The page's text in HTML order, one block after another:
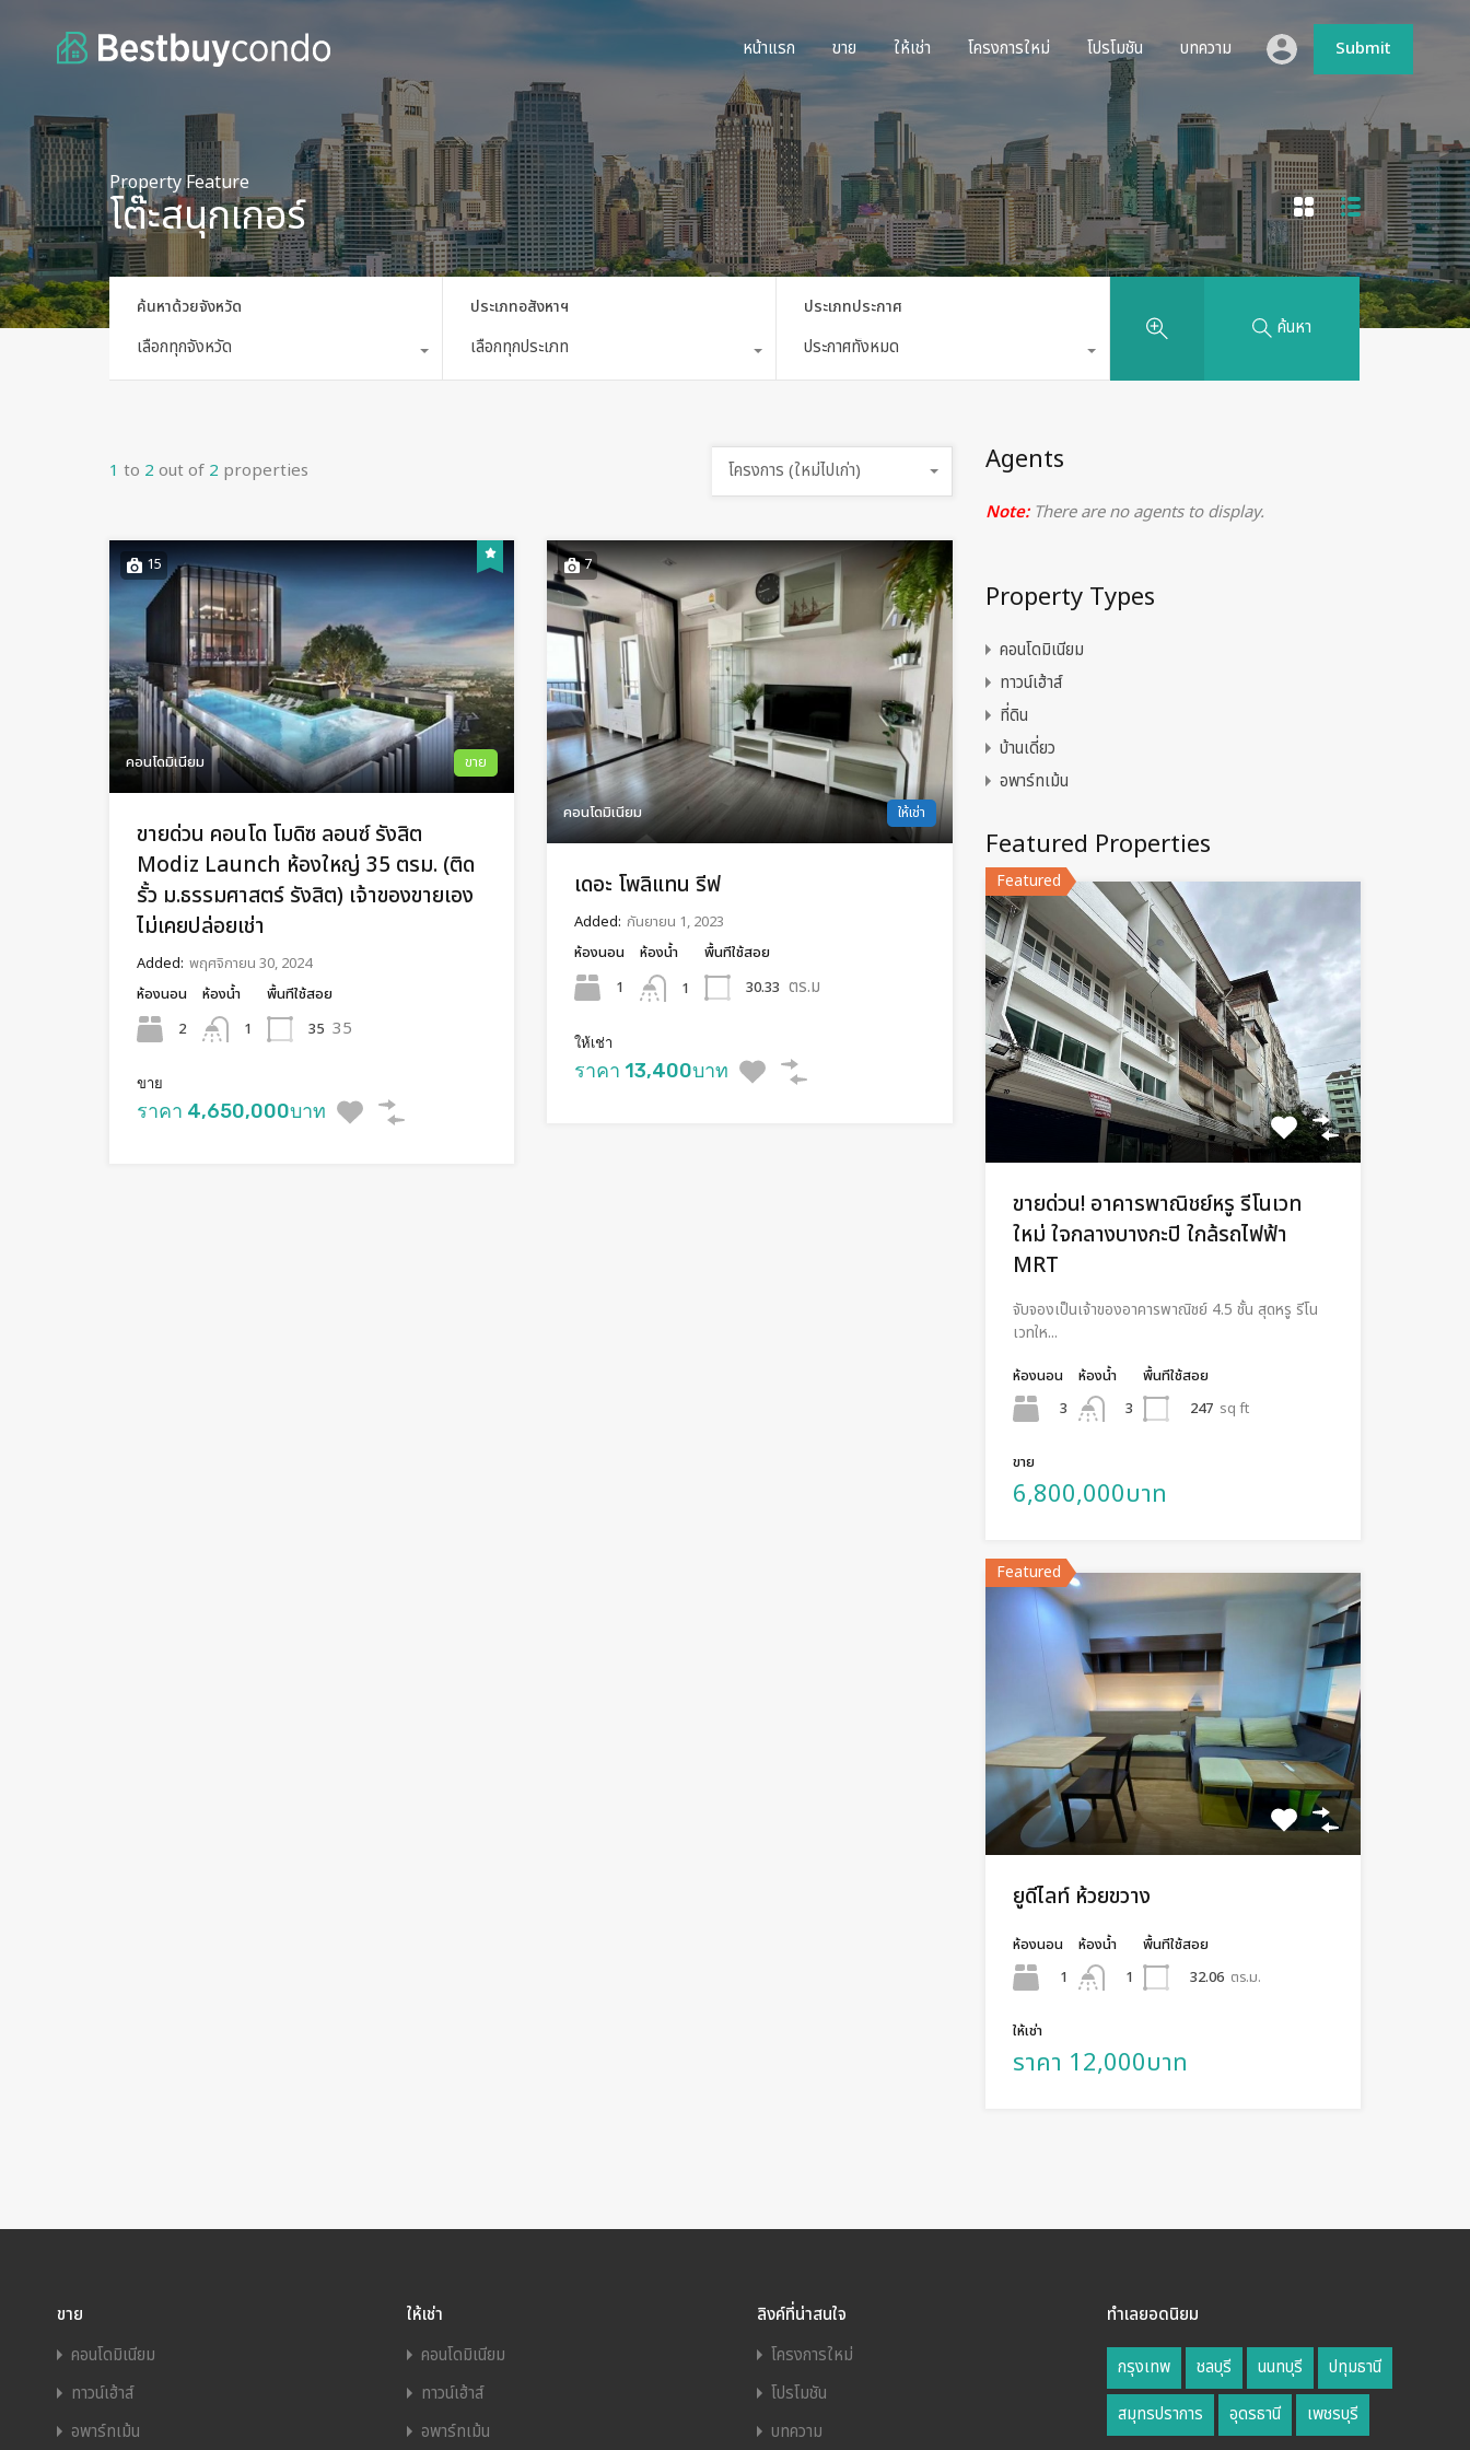
หน้าแรก ขาย ให้เช่า โครงการใหม่ โปรโมชัน บทความ Submit
หน้าแรก ขาย ให้เช่า โครงการใหม่ โปรโมชัน บทความ Submit
Property Feature
โต๊ะสนุกเกอร์
ค้นหาด้วยจังหวัด
เลือกทุกจังหวัด
ประเภทอสังหาฯ
เลือกทุกประเภท
ประเภทประกาศ
ประกาศทั้งหมด
ค้นหา
1 to 2 out of 2 properties โครงการ (ใหม่ไปเก่า)
15
คอนโดมิเนียม ขาย
ขายด่วน คอนโด โมดิซ ลอนซ์ รังสิต
Modiz Launch ห้องใหญ่ 35 ตรม. (ติด
รั้ว ม.ธรรมศาสตร์ รังสิต) เจ้าของขายเอง
ไม่เคยปล่อยเช่า
Added: พฤศจิกายน 30, 2024
ห้องนอน
2
ห้องน้ำ
1
พื้นทีใช้สอย
35 35
ขาย
ราคา 4,650,000บาท
7
คอนโดมิเนียม ให้เช่า
เดอะ โพลิแทน รีฟ
Added: กันยายน 1, 2023
ห้องนอน
1
ห้องน้ำ
1
พื้นทีใช้สอย
30.33 ตร.ม
ให้เช่า
ราคา 13,400บาท
Agents
Note:There are no agents to display.
Property Types
คอนโดมิเนียม
ทาวน์เฮ้าส์
ที่ดิน
บ้านเดี่ยว
อพาร์ทเม้น
Featured Properties
Featured
ขายด่วน! อาคารพาณิชย์หรู รีโนเวท
ใหม่ ใจกลางบางกะปิ ใกล้รถไฟฟ้า
MRT
จับจองเป็นเจ้าของอาคารพาณิชย์ 4.5 ชั้น สุดหรู รีโน
เวทให...
ห้องนอน
3
ห้องน้ำ
3
พื้นทีใช้สอย
247 sq ft
ขาย
6,800,000บาท
Featured
ยูดีไลท์ ห้วยขวาง
ห้องนอน
1
ห้องน้ำ
1
พื้นทีใช้สอย
32.06 ตร.ม.
ให้เช่า
ราคา 12,000บาท
ขาย
คอนโดมิเนียม
ทาวน์เฮ้าส์
อพาร์ทเม้น
ให้เช่า
คอนโดมิเนียม
ทาวน์เฮ้าส์
อพาร์ทเม้น
ลิงค์ที่น่าสนใจ
โครงการใหม่
โปรโมชัน
บทความ
ทำเลยอดนิยม
กรุงเทพ ชลบุรี นนทบุรี
ปทุมธานี
สมุทรปราการ
อุดรธานี เพชรบุรี